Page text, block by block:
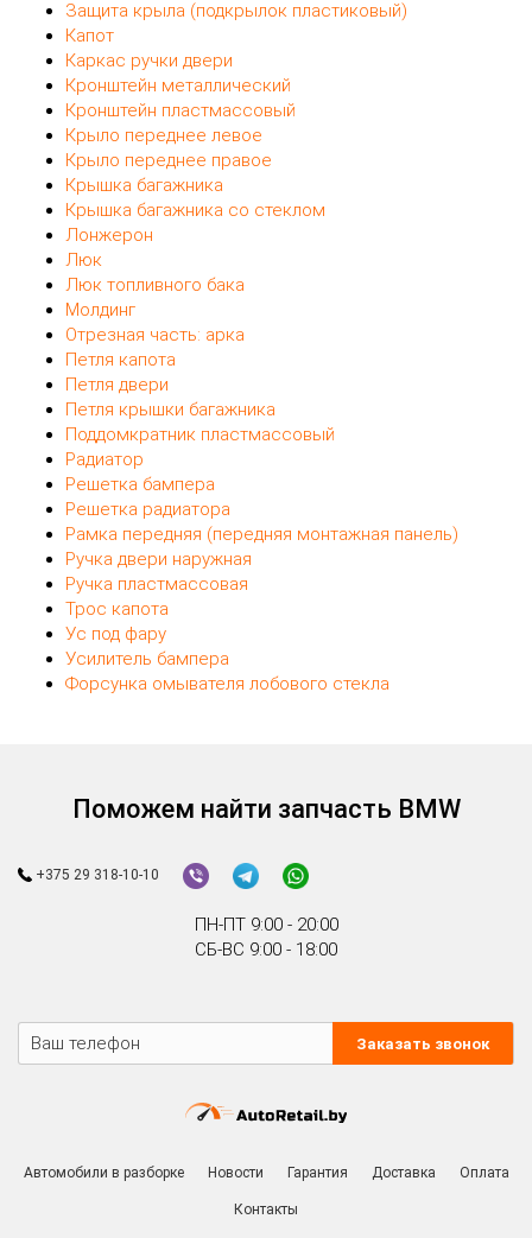
Защита крыла (подкрылок пластиковый)
Капот
Каркас ручки двери
Кронштейн металлический
Кронштейн пластмассовый
Крыло переднее левое
Крыло переднее правое
Крышка багажника
Крышка багажника со стеклом
Лонжерон
Люк
Люк топливного бака
Молдинг
Отрезная часть: арка
Петля капота
Петля двери
Петля крышки багажника
Поддомкратник пластмассовый
Радиатор
Решетка бампера
Решетка радиатора
Рамка передняя (передняя монтажная панель)
Ручка двери наружная
Ручка пластмассовая
Трос капота
Ус под фару
Усилитель бампера
Форсунка омывателя лобового стекла
Поможем найти запчасть BMW
+375 29 318-10-10
ПН-ПТ 9:00 - 20:00
СБ-ВС 9:00 - 18:00
Заказать звонок
Автомобили в разборке Новости Гарантия Доставка Оплата
Контакты